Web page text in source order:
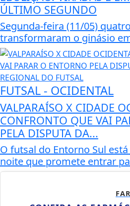
ÚLTIMO SEGUNDO
Segunda-feira (11/05)
transformaram o ginásio
FUTSAL - OCIDENTAL
VALPARAÍSO X CIDADE
CONFRONTO QUE VAI
PELA DISPUTA DA...
O futsal do Entorno Sul
noite que promete entrar